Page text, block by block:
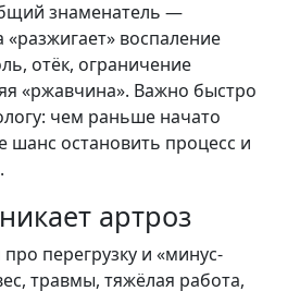
знаменатель —
воспаление
отёк, ограничение
«ржавчина». Важно быстро
чем раньше начато
шанс остановить процесс и
артроз
перегрузку и «минус-
травмы, тяжёлая работа,